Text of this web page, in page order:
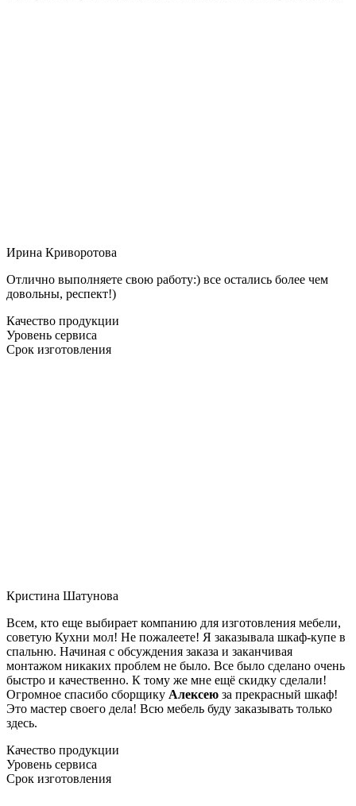
Ирина Криворотова
Отлично выполняете свою работу:) все остались более чем
довольны, респект!)
Качество продукции
Уровень сервиса
Срок изготовления
Кристина Шатунова
Всем, кто еще выбирает компанию для изготовления мебели,
советую Кухни мол! Не пожалеете! Я заказывала шкаф-купе в
спальню. Начиная с обсуждения заказа и заканчивая
монтажом никаких проблем не было. Все было сделано очень
быстро и качественно. К тому же мне ещё скидку сделали!
Огромное спасибо сборщику Алексею за прекрасный шкаф!
Это мастер своего дела! Всю мебель буду заказывать только
здесь.
Качество продукции
Уровень сервиса
Срок изготовления